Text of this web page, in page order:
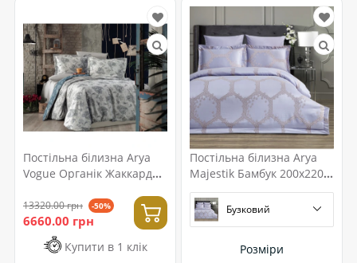
Постільна білизна Arya
Vogue Органік Жаккард
13320.00 грн -50%
6660.00 грн
Купити в 1 клік
Постільна білизна Arya
Majestik Бамбук 200x220
Loreli
Бузковий
Розміри